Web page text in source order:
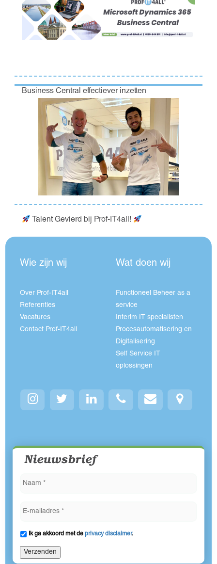
Business Central effectiever inzetten
Talent Gevierd bij Prof-IT4all!
Wie zijn wij
Over Prof-IT4all
Referenties
Vacatures
Contact Prof-IT4all
Wat doen wij
Functioneel Beheer as a
service
Interim IT specialisten
Procesautomatisering en
Digitalisering
Self Service IT
oplossingen
Nieuwsbrief
Ik ga akkoord met deprivacy disclaimer.
Verzenden